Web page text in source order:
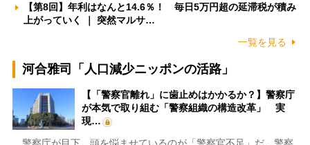
【第8回】年利はなんと14.6％！ 毎日5万円超の延滞税が積み
上がっていく ｜ 突然マルサ…
一覧を見る
河合雅司「人口減少ニッポンの活路」
【「警察官離れ」に歯止めはかかるか？】警察庁
が本気で取り組む「警察組織の構造改革」 実
現…
警察庁が目下、頭を悩ませているのが「警察官不足」だ。警察